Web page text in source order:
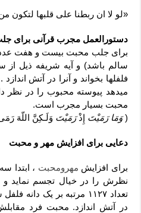
«لو لا ان ربطنا علی قلبها لتکون
دستورالعمل مجرب قرآنی برای
برای جلب محبت بیست و هفت عدد
سالم باشد) و آیه شریفه ذیل از
فلفلها بخواند و آنرا در آتش
میدهد پیوسته محبوب را در نظر
محبت بسیار مجرب است.
(وَمَا رَمَیْتَ إِذْرَمَیْتَ وَلَـکِنَّ اللّهَ
دعایی برای افزایش مهر و محبت
برای افزایش مهرومحبت ، ابتدا
نظرش را در خیال تجسم نماید
تعداد ۱۱۲۷ مرتبه بر یک
در آتش اندازد. محبت فرد